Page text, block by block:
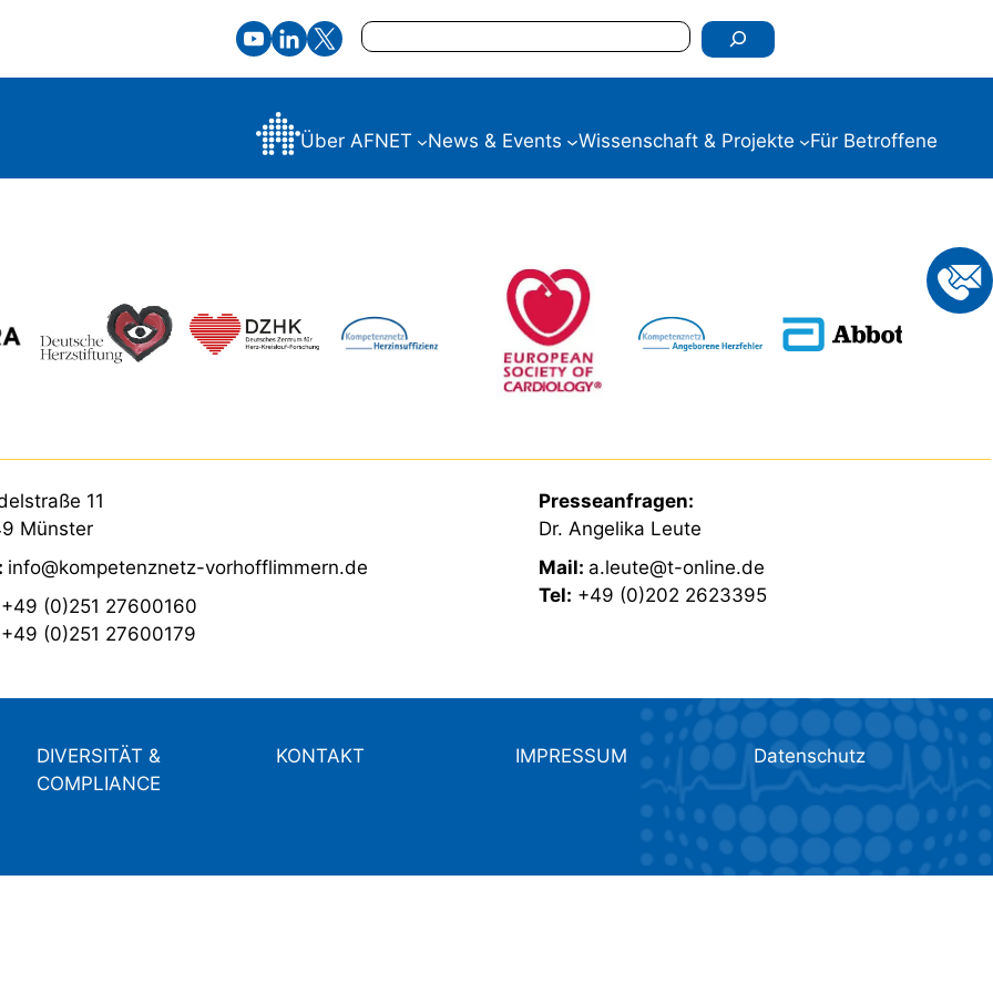
Suchen
Über AFNET News & Events Wissenschaft & Projekte Für Betroffene
11
Münster
info@kompetenznetz-vorhofflimmern.de
+49 (0)251 27600160
+49 (0)251 27600179
Presseanfragen:
Dr. Angelika Leute
Mail: a.leute@t-online.de
Tel: +49 (0)202 2623395
DIVERSITÄT &
COMPLIANCE
KONTAKT IMPRESSUM Datenschutz